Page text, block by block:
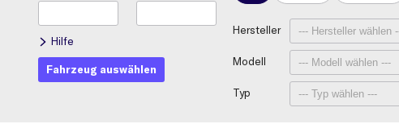
Hilfe
Fahrzeug auswählen
Hersteller
Modell
Typ